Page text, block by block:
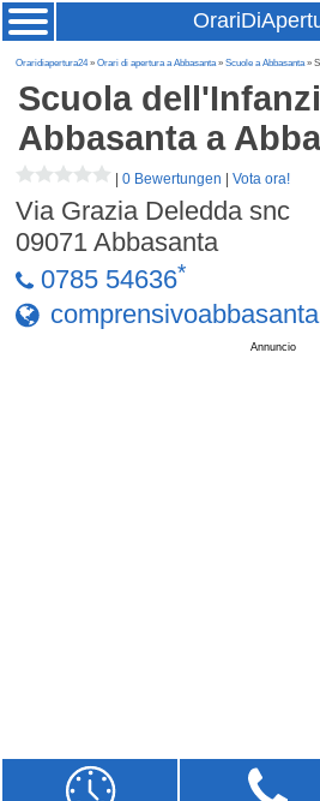
Oraridiapertura24»Orari di apertura a Abbasanta»Scuole a Abbasanta»
Scuola
Abbasantaa
|0 Bewertungen |Vota ora!
Via Grazia Deledda snc
09071 Abbasanta
0785 54636*
Annuncio